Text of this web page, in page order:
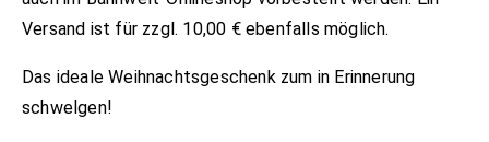
Versand ist für zzgl. 10,00 € ebenfalls möglich.
Das ideale Weihnachtsgeschenk zum in Erinnerung
schwelgen!